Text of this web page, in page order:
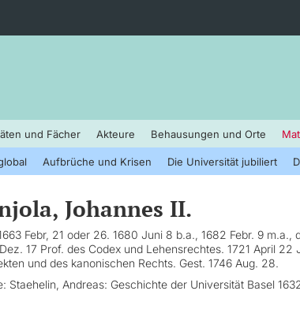
und Fächer Akteure Behausungen und Orte
Aufbrüche und Krisen Die Universität jubiliert
Johannes II.
Febr, 21 oder 26. 1680 Juni 8 b.a., 1682 Febr. 9
17 Prof. des Codex und Lehensrechtes. 1721 April 22
und des kanonischen Rechts. Gest. 1746 Aug. 28.
Staehelin, Andreas: Geschichte der Universität Basel